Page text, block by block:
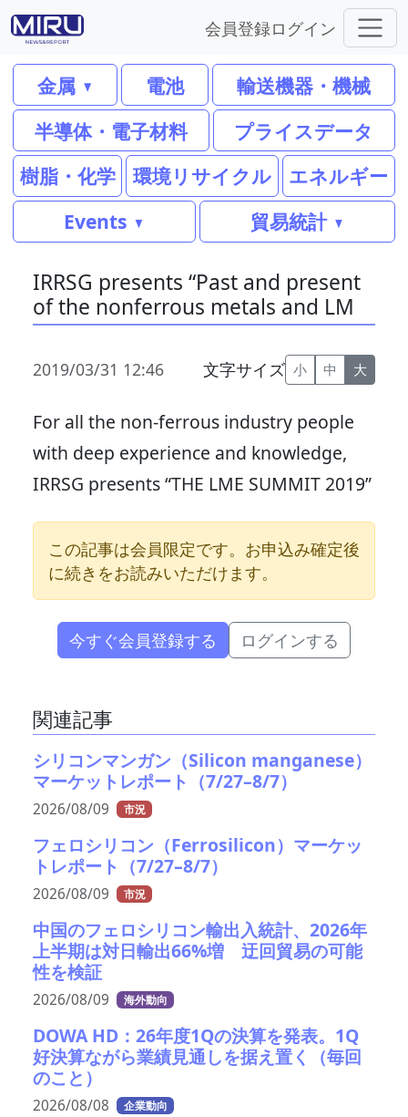
会員登録ログイン
金属 電池
輸送機器・機械
半導体・電子材料
プライスデータ
樹脂・化学
環境リサイクル
エネルギー
Events
貿易統計
IRRSG presents “Past and present
of the nonferrous metals and LM
2019/03/31 12:46 文字サイズ 小 中 大
For all the non-ferrous industry people
with deep experience and knowledge,
IRRSG presents “THE LME SUMMIT 2019”
この記事は会員限定です。お申込み確定後
に続きをお読みいただけます。
今すぐ会員登録する ログインする
関連記事
シリコンマンガン（Silicon manganese）
マーケットレポート（7/27–8/7）
2026/08/09 市況
フェロシリコン（Ferrosilicon）マーケッ
トレポート（7/27–8/7）
2026/08/09 市況
中国のフェロシリコン輸出入統計、2026年
上半期は対日輸出66%増 迂回貿易の可能
性を検証
2026/08/09 海外動向
DOWA HD：26年度1Qの決算を発表。1Q
好決算ながら業績見通しを据え置く（毎回
のこと）
2026/08/08 企業動向